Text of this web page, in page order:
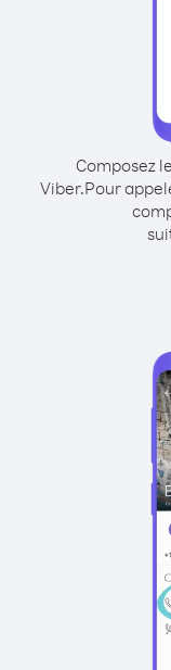
Composez
Viber.Pour